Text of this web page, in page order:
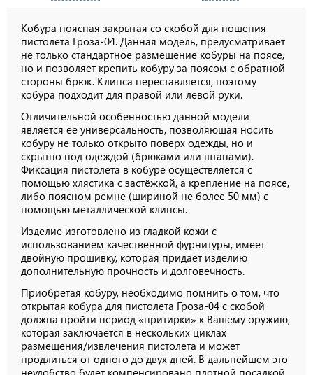
Кобура поясная закрытая со скобой для ношения
пистолета Гроза-04. Данная модель, предусматривает
не только стандартное размещение кобуры на поясе,
но и позволяет крепить кобуру за поясом с обратной
стороны брюк. Клипса переставляется, поэтому
кобура подходит для правой или левой руки.
Отличительной особенностью данной модели
является её универсальность, позволяющая носить
кобуру не только открыто поверх одежды, но и
скрытно под одеждой (брюками или штанами).
Фиксация пистолета в кобуре осуществляется с
помощью хлястика с застёжкой, а крепление на поясе,
либо поясном ремне (шириной не более 50 мм) с
помощью металлической клипсы.
Изделие изготовлено из гладкой кожи с
использованием качественной фурнитуры, имеет
двойную прошивку, которая придаёт изделию
дополнительную прочность и долговечность.
Приобретая кобуру, необходимо помнить о том, что
открытая кобура для пистолета Гроза-04 с скобой
должна пройти период «притирки» к Вашему оружию,
которая заключается в нескольких циклах
размещения/извлечения пистолета и может
продлиться от одного до двух дней. В дальнейшем это
неудобство будет компенсировано плотной посадкой